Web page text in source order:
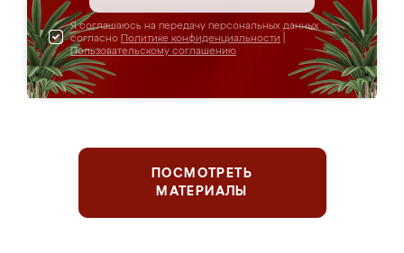
Я соглашаюсь на передачу персональных данных
согласно Политике конфиденциальности
Пользовательскому соглашению
ПОСМОТРЕТЬ
МАТЕРИАЛЫ